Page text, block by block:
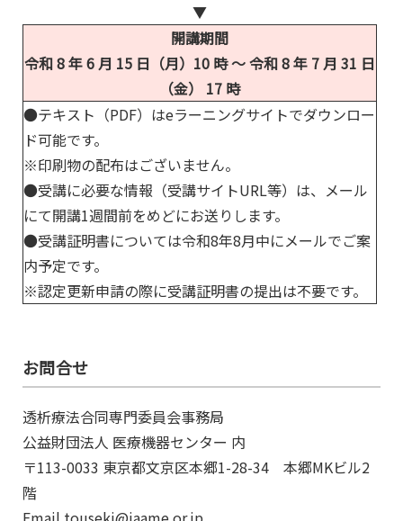
▼
開講期間
令和 8 年 6 月 15 日（月）10 時 ～ 令和 8 年 7 月 31 日
（金） 17 時
●テキスト（PDF）はeラーニングサイトでダウンロー
ド可能です。
※印刷物の配布はございません。
●受講に必要な情報（受講サイトURL等）は、メール
にて開講1週間前をめどにお送りします。
●受講証明書については令和8年8月中にメールでご案
内予定です。
※認定更新申請の際に受講証明書の提出は不要です。
お問合せ
透析療法合同専門委員会事務局
公益財団法人 医療機器センター 内
〒113-0033 東京都文京区本郷1-28-34 本郷MKビル2
階